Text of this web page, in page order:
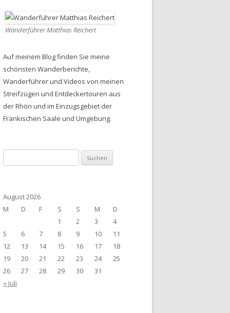
Wanderführer Matthias Reichert
Auf meinem Blog finden Sie meine
schönsten Wanderberichte,
Wanderführer und Videos von meinen
Streifzügen und Entdeckertouren aus
der Rhön und im Einzugsgebiet der
Fränkischen Saale und Umgebung.
nach:
August 2026
M
D F S S M
D
1
2 3
4
5
6 7 8 9 10
11
12
13 14 15 16 17
18
19
20 21 22 23 24
25
26
27 28 29 30
31
« Juli